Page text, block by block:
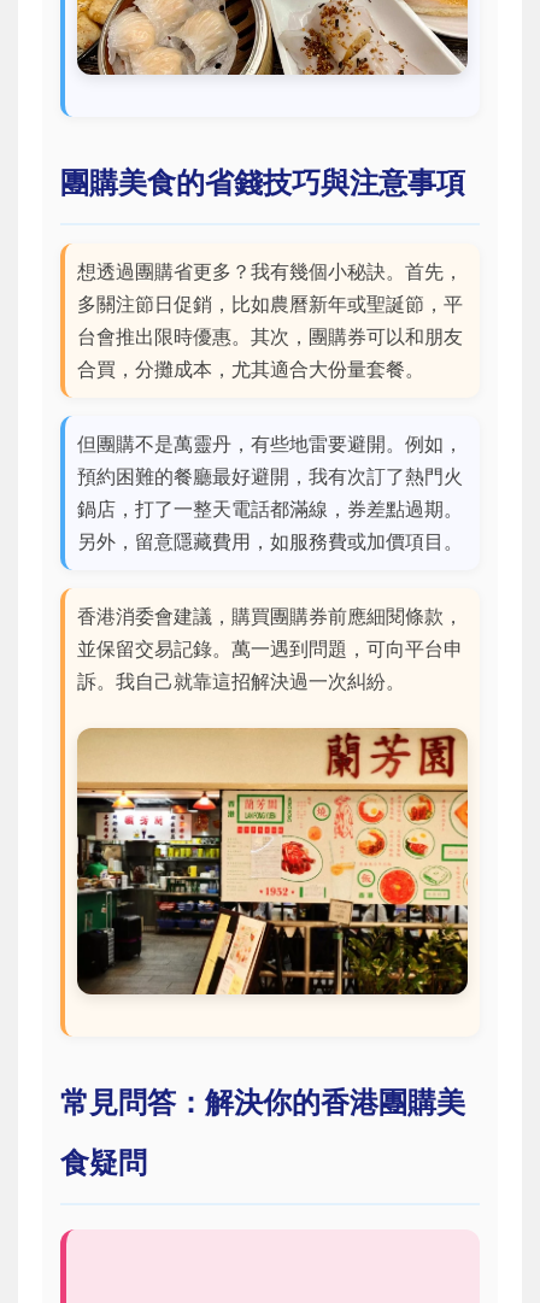
團購美食的省錢技巧與注意事項
想透過團購省更多？我有幾個小秘訣。首先，
多關注節日促銷，比如農曆新年或聖誕節，平
台會推出限時優惠。其次，團購券可以和朋友
合買，分攤成本，尤其適合大份量套餐。
但團購不是萬靈丹，有些地雷要避開。例如，
預約困難的餐廳最好避開，我有次訂了熱門火
鍋店，打了一整天電話都滿線，券差點過期。
另外，留意隱藏費用，如服務費或加價項目。
香港消委會建議，購買團購券前應細閱條款，
並保留交易記錄。萬一遇到問題，可向平台申
訴。我自己就靠這招解決過一次糾紛。
常見問答：解決你的香港團購美
食疑問